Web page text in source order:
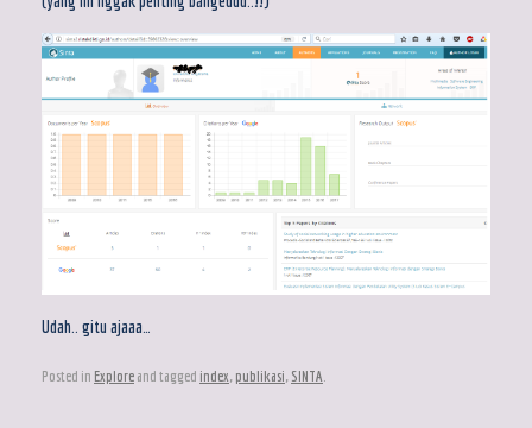
Udah.. gitu ajaaa…
Posted in Explore and tagged index, publikasi, SINTA